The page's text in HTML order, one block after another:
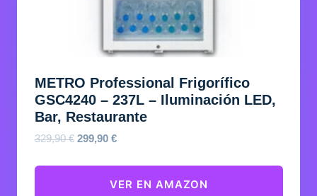
METRO Professional Frigorífico
GSC4240 – 237L – Iluminación LED,
Bar, Restaurante
329,90€ El
299,90 €El
es:
VER EN AMAZON